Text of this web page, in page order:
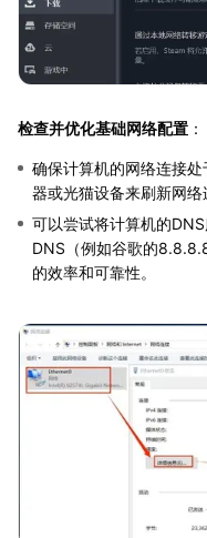
检查并优化基础网络配置 ：
确保计算机的网络连接
器或光猫设备来刷新网络
可以尝试将计算机的
DNS（例如谷歌的
的效率和可靠性。